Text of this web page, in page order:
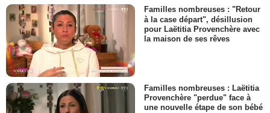
Familles nombreuses : "Retour
à la case départ", désillusion
pour Laëtitia Provenchère avec
la maison de ses rêves
Familles nombreuses : Laëtitia
Provenchère "perdue" face à
une nouvelle étape de son bébé